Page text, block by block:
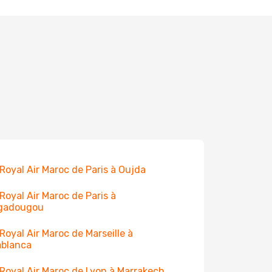
Air Maroc de Paris à Oujda
Air Maroc de Paris à
Air Maroc de Marseille à